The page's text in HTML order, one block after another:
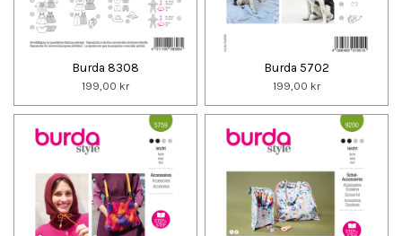
Burda 8308
199,00 kr
Burda 5702
199,00 kr